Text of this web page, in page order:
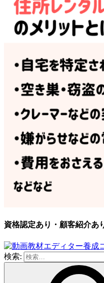
資格認定あり・顧客紹介あ
検索: